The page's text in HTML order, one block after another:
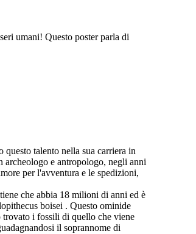
umani! Questo poster parla di
talento nella sua carriera in
e antropologo, negli anni
per l'avventura e le spedizioni,
che abbia 18 milioni di anni ed è
boisei . Questo ominide
i fossili di quello che viene
il soprannome di